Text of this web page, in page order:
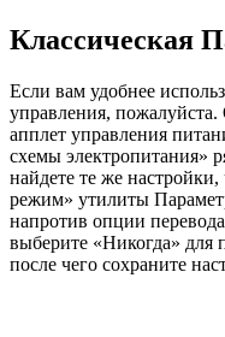
Классическая
Если вам удобнее
управления,
апплет управления
схемы электропитания»
найдете те же
режим» утилиты
напротив опции
выберите «Никогда» для
после чего сохраните